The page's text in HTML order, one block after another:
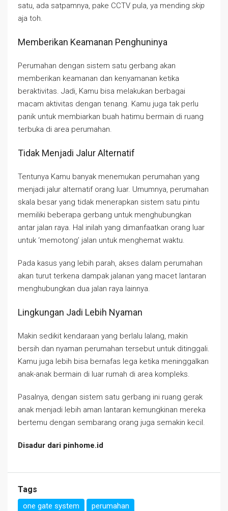
satu, ada satpamnya, pake CCTV pula, ya mending skip
aja toh.
Memberikan Keamanan Penghuninya
Perumahan dengan sistem satu gerbang akan
memberikan keamanan dan kenyamanan ketika
beraktivitas. Jadi, Kamu bisa melakukan berbagai
macam aktivitas dengan tenang. Kamu juga tak perlu
panik untuk membiarkan buah hatimu bermain di ruang
terbuka di area perumahan.
Tidak Menjadi Jalur Alternatif
Tentunya Kamu banyak menemukan perumahan yang
menjadi jalur alternatif orang luar. Umumnya, perumahan
skala besar yang tidak menerapkan sistem satu pintu
memiliki beberapa gerbang untuk menghubungkan
antar jalan raya. Hal inilah yang dimanfaatkan orang luar
untuk ‘memotong’ jalan untuk menghemat waktu.
Pada kasus yang lebih parah, akses dalam perumahan
akan turut terkena dampak jalanan yang macet lantaran
menghubungkan dua jalan raya lainnya.
Lingkungan Jadi Lebih Nyaman
Makin sedikit kendaraan yang berlalu lalang, makin
bersih dan nyaman perumahan tersebut untuk ditinggali.
Kamu juga lebih bisa bernafas lega ketika meninggalkan
anak-anak bermain di luar rumah di area kompleks.
Pasalnya, dengan sistem satu gerbang ini ruang gerak
anak menjadi lebih aman lantaran kemungkinan mereka
bertemu dengan sembarang orang juga semakin kecil.
Disadur dari pinhome.id
Tags
one gate system
perumahan